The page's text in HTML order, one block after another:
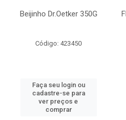
Beijinho Dr.Oetker 350G
Código: 423450
Faça seu login ou
cadastre-se para
ver preços e
comprar